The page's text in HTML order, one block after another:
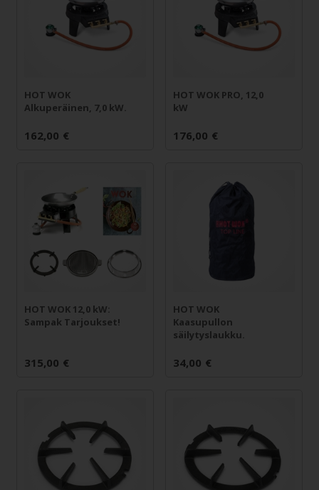
HOT WOK
Alkuperäinen, 7,0 kW.
162,00 €
HOT WOK PRO, 12,0
kW
176,00 €
HOT WOK 12,0 kW:
Sampak Tarjoukset!
315,00 €
HOT WOK
Kaasupullon
säilytyslaukku.
34,00 €